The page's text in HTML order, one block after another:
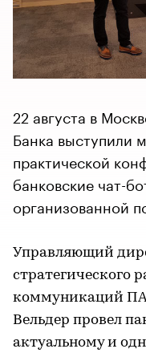
22 августа в
Банка выступили
практической
банковские чат-
организованной
Управляющий
стратегического
коммуникаций
Вельдер провел
актуальному и